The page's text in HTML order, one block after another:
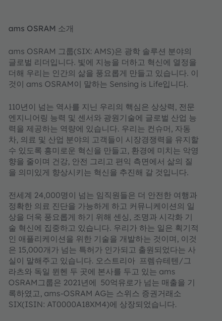
ams OSRAM 소개
ams OSRAM 그룹(SIX: AMS)은 광학 솔루션 분야의
글로벌 리더입니다. 빛에 지능을 더하고 혁신에 열정을
더해 우리는 인간의 삶을 풍요롭게 만들고 있습니다. 이
것이 ams OSRAM이 말하는 Sensing is Life입니다.
110년이 넘는 역사를 지닌 우리의 핵심은 상상력, 전문
엔지니어링 능력 및 센서와 광원기술에 글로벌 산업 능
력을 제공하는 역량에 있습니다. 우리는 컨슈머, 자동
차, 의료 및 산업 분야의 고객들이 시장경쟁력을 유지할
수 있도록 흥미로운 혁신을 만들고, 환경에 미치는 악영
향을 줄이며 건강, 안전 그리고 편익 측면에서 삶의 질
을 의미있게 향상시키는 혁신을 추진해 갈 것입니다.
전세계 24,000명이 넘는 임직원들은 더 안전한 여행과
정확한 의료 진단을 가능하게 하고 커뮤니케이션의 일
상을 더욱 풍요롭게 하기 위해 센싱, 조명과 시각화 기
술 혁신에 집중하고 있습니다. 우리가 하는 일은 획기적
인 애플리케이션을 위한 기술을 개발하는 것이며, 이것
은 15,000개가 넘는 특허가 인가되고 출원되었다는 사
실이 말해주고 있습니다. 오스트리아 프렘슈테텐/그
라츠와 독일 뮌헨 두 곳에 본사를 두고 있는 ams
OSRAM그룹은 2021년에 50억유로가 넘는 매출을 기
록하였고, ams-OSRAM AG는 스위스 증권거래소
SIX(ISIN: AT0000A18XM4)에 상장되었습니다.